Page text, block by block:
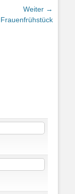
Weiter →
Frauenfrühstück